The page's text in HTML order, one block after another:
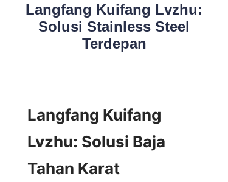
Selengkapnya
Langfang Kuifang Lvzhu:
Solusi Stainless Steel
Terdepan
Langfang Kuifang
Lvzhu: Solusi Baja
Tahan Karat
Kekuatan Pabrik